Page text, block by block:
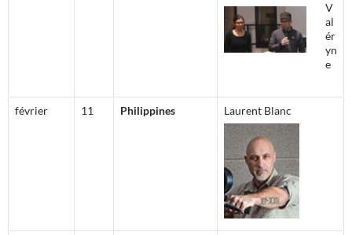
V
al
ér
yn
e
février 11 Philippines Laurent Blanc